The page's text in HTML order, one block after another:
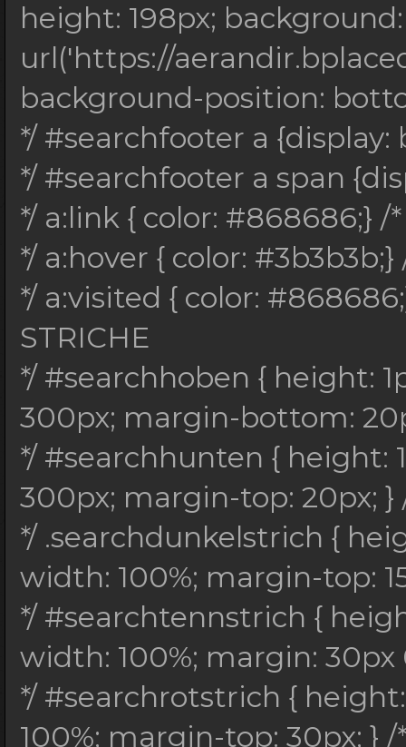
TEXT
*/ #searchtitel {
serif; font-size:
uppercase; font-
4px; color:#3d3d3d;}
*/ #searchunter {
font-family:
spacing: 2px;
*/ .searchdunkel {
#222222; text-
verdana; font-size:
font-weight: bold;
5px; margin-bottom:
*/
family: arial; font-
overflow: auto;
*/ .searchname {
family: verdana;
4px; font-weight:
height: 198px; background:
url('https://
background-position:
*/ #searchfooter a {display:
*/ #searchfooter a span
*/ a:link { color: #868686;} /*
*/ a:hover { color: #3b3b3b;}
*/ a:visited { color:
STRICHE
*/ #searchhoben { height:
300px; margin-bottom:
*/ #searchhunten { height:
300px; margin-top: 20px; }
*/ .searchdunkelstrich {
width: 100%; margin-top:
*/ #searchtennstrich {
width: 100%; margin: 30px
*/ #searchrotstrich {
100%; margin-top: 30px; } /